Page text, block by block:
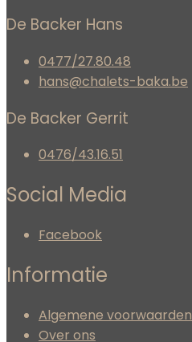
De Backer Hans
0477/27.80.48
hans@chalets-baka.be
De Backer Gerrit
0476/43.16.51
Social Media
Facebook
Informatie
Algemene voorwaarden
Over ons